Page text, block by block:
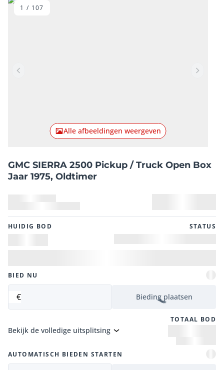
Vorig item
Alle afbeeldingen weergeven
1 / 107
GMC SIERRA 2500 Pickup / Truck Open Box
Jaar 1975, Oldtimer
HUIDIG ​​BOD STATUS
BIED NU
€ Bieding plaatsen
TOTAAL BOD
Bekijk de volledige uitsplitsing
AUTOMATISCH BIEDEN STARTEN